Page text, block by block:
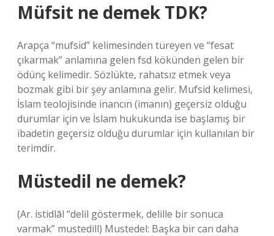
Müfsit ne demek TDK?
Arapça “mufsid” kelimesinden türeyen ve “fesat
çıkarmak” anlamına gelen fsd kökünden gelen bir
ödünç kelimedir. Sözlükte, rahatsız etmek veya
bozmak gibi bir şey anlamına gelir. Mufsid kelimesi,
İslam teolojisinde inancın (imanın) geçersiz olduğu
durumlar için ve İslam hukukunda ise başlamış bir
ibadetin geçersiz olduğu durumlar için kullanılan bir
terimdir.
Müstedil ne demek?
(Ar. istidlāl “delil göstermek, delille bir sonuca
varmak” mustedill) Mustedel: Başka bir can daha